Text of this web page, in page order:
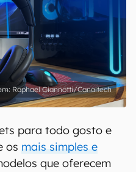
Raphael Giannotti/Canaltech
para todo gosto e
os mais simples e
que oferecem